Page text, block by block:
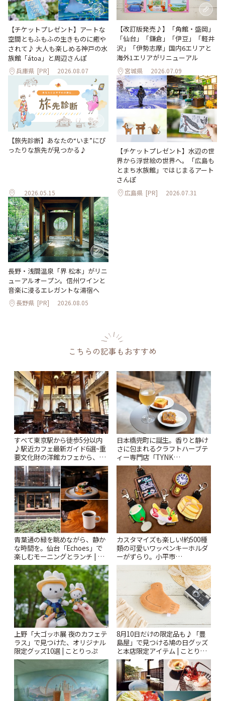
【チケットプレゼント】アートな
空間ともふもふの生きものに癒や
されて♪ 大人も楽しめる神戸の水
族館「átoa」と周辺さんぽ
兵庫県 [PR] 2026.08.07
【改訂版発売♪】「角館・盛岡」
「仙台」「鎌倉」「伊豆」「軽井
沢」「伊勢志摩」国内6エリアと
海外1エリアがリニューアル
宮城県 2026.07.09
【旅先診断】あなたの“いま”にぴ
ったりな旅先が見つかる♪
2026.05.15
【チケットプレゼント】水辺の世
界から浮世絵の世界へ。「広島も
とまち水族館」ではじまるアート
さんぽ
広島県 [PR] 2026.07.31
長野・浅間温泉「界 松本」がリニ
ューアルオープン。信州ワインと
音楽に浸るエレガントな湯宿へ
長野県 [PR] 2026.08.05
こちらの記事もおすすめ
すべて東京駅から徒歩5分以内
♪駅近カフェ最新ガイド6選~重
要文化財の洋館カフェから、改
札すぐのレトロ喫茶まで~ | こと
りっぷ
日本橋兜町に誕生。香りと静け
さに包まれるクラフトハーブテ
ィー専門店「TYNK
Kabutocho」 | ことりっぷ
青葉通の緑を眺めながら、静か
な時間を。仙台「Echoes」で
楽しむモーニングとランチ | こ
とりっぷ
カスタマイズも楽しい!約500種
類の可愛いワッペンキーホルダ
ーがずらり。小平市
「Kimamaya T&K」 | ことりっ
ぷ
上野「大ゴッホ展 夜のカフェテ
ラス」で見つけた、オリジナル
限定グッズ10選 | ことりっぷ
8月10日だけの限定品も♪「豊
島屋」で見つける鳩の日グッズ
と本店限定アイテム | ことりっ
ぷ